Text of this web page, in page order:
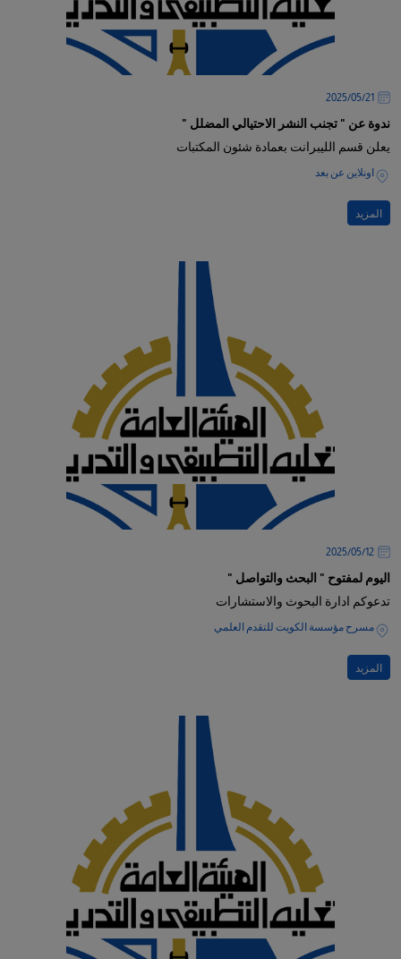
21‏/05‏/2025
ندوة عن " تجنب النشر الاحتيالي المضلل "
يعلن قسم الليبرانت بعمادة شئون المكتبات
اونلاين عن بعد
المزيد
12‏/05‏/2025
اليوم لمفتوح " البحث والتواصل "
تدعوكم ادارة البحوث والاستشارات
مسرح مؤسسة الكويت للتقدم العلمي
المزيد